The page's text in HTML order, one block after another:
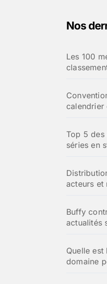
Nos
Les 100
Top 5
séries en
acteurs et
Buffy
actualités
Quelle
domaine